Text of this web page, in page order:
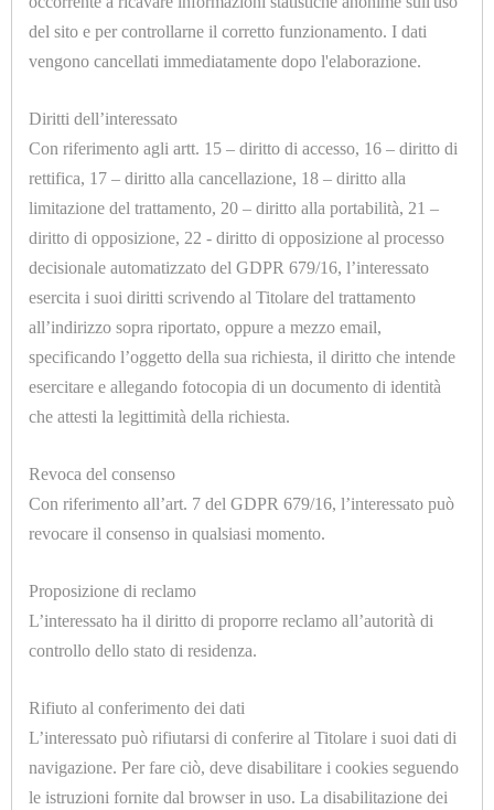
CONTROLLI
VISIVI
AUTOMATICI
CORTECHI
IN
VITON
ELETTROVALVOLE
COMPONENTI
DA
STIRO
CONFEZIONATE
TUTTI
U7018.B
ADATTATORE CILINDRICO 1/4 Ø=6mm.
ADATTATORE CILINDRICO 1/4 Ø=8mm.
del sito e per controllarne il corretto funzionamento. I dati
vengono cancellati immediatamente dopo l'elaborazione.
Diritti dell’interessato
Con riferimento agli artt. 15 – diritto di accesso, 16 – diritto di
rettifica, 17 – diritto alla cancellazione, 18 – diritto alla
limitazione del trattamento, 20 – diritto alla portabilità, 21 –
diritto di opposizione, 22 - diritto di opposizione al processo
decisionale automatizzato del GDPR 679/16, l’interessato
esercita i suoi diritti scrivendo al Titolare del trattamento
all’indirizzo sopra riportato, oppure a mezzo email,
specificando l’oggetto della sua richiesta, il diritto che intende
esercitare e allegando fotocopia di un documento di identità
che attesti la legittimità della richiesta.
Revoca del consenso
Con riferimento all’art. 7 del GDPR 679/16, l’interessato può
revocare il consenso in qualsiasi momento.
Proposizione di reclamo
L’interessato ha il diritto di proporre reclamo all’autorità di
controllo dello stato di residenza.
Rifiuto al conferimento dei dati
L’interessato può rifiutarsi di conferire al Titolare i suoi dati di
navigazione. Per fare ciò, deve disabilitare i cookies seguendo
le istruzioni fornite dal browser in uso. La disabilitazione dei